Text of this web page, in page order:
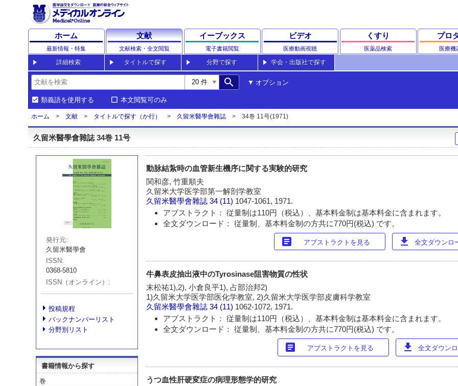
ホーム
最新情報・特集
文献
文献検索・全文閲覧
イーブックス
電子書籍閲覧
ビデオ
医療動画視聴
くすり
医薬品検索
プロ
医療機
詳細検索 タイトルで探す 分野で探す 学会・出版社で探す
search オプション
類義語を使用する 本文閲覧可のみ
ホーム 文献 タイトルで探す（か行） 久留米醫學會雜誌 34巻 11号(1971)
久留米醫學會雜誌 34巻 11号
発行元
久留米醫學會
ISSN
0368-5810
ISSN（オンライン）
投稿規程
バックナンバーリスト
分野別リスト
書籍情報から探す
巻
動脉結紮時の血管新生機序に関する実験的研究
関和彦, 竹重順夫
久留米大学医学部第一解剖学教室
久留米醫學會雜誌 34 (11) 1047-1061, 1971.
アブストラクト： 従量制は110円（税込）、基本料金制は基本料金に含まれます。
全文ダウンロード： 従量制、基本料金制の方共に770円(税込) です。
article アブストラクトを見る download 全文ダウンロ
牛鼻表皮抽出液中のTyrosinase阻害物質の性状
末松祐1),2), 小倉良平1), 占部治邦2)
1)久留米大学医学部医化学教室, 2)久留米大学医学部皮膚科学教室
久留米醫學會雜誌 34 (11) 1062-1072, 1971.
アブストラクト： 従量制は110円（税込）、基本料金制は基本料金に含まれます。
全文ダウンロード： 従量制、基本料金制の方共に770円(税込) です。
article アブストラクトを見る download 全文ダウン
うつ血性肝硬変症の病理形態学的研究